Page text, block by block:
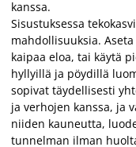
kanssa.
Sisustuksessa
mahdollisuuksia.
kaipaa eloa, tai käytä
hyllyillä ja pöydillä
sopivat täydellisesti
ja verhojen kanssa, ja
niiden kauneutta,
tunnelman ilman